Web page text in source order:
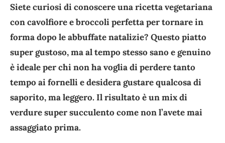
Siete curiosi di conoscere una ricetta vegetariana
con cavolfiore e broccoli perfetta per tornare in
forma dopo le abbuffate natalizie? Questo piatto
super gustoso, ma al tempo stesso sano e genuino
è ideale per chi non ha voglia di perdere tanto
tempo ai fornelli e desidera gustare qualcosa di
saporito, ma leggero. Il risultato è un mix di
verdure super succulento come non l’avete mai
assaggiato prima.